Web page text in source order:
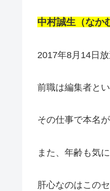
中村誠生（なか
2017年8月14日
前職は編集者と
その仕事で本名
また、年齢も気
肝心なのはこの